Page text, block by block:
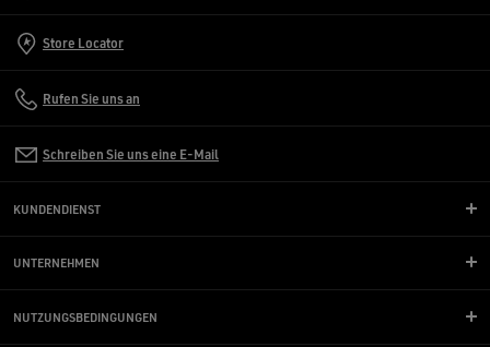
Store Locator
Rufen Sie uns an
Schreiben Sie uns eine E-Mail
KUNDENDIENST
UNTERNEHMEN
NUTZUNGSBEDINGUNGEN